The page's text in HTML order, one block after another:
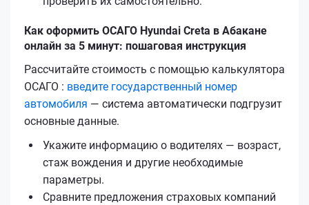
Как оформить ОСАГО Hyundai Creta в Абакане
онлайн за 5 минут: пошаговая инструкция
Рассчитайте стоимость с помощью калькулятора
ОСАГО : введите государственный номер
автомобиля — система автоматически подгрузит
основные данные.
Укажите информацию о водителях — возраст,
стаж вождения и другие необходимые
параметры.
Сравните предложения страховых компаний